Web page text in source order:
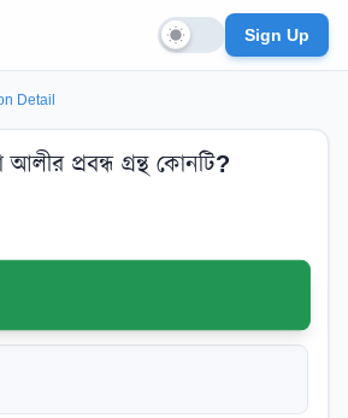
Sign Up
Detail
প্রবন্ধ গ্রন্থ কোনটি?